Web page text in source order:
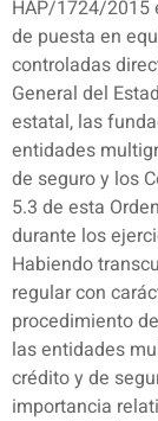
HAP/1724/2015
de puesta en
controladas
General del
estatal, las
entidades
de seguro y los
5.3 de esta
durante los
Habiendo
regular con
procedimiento
las entidades
crédito y de
importancia